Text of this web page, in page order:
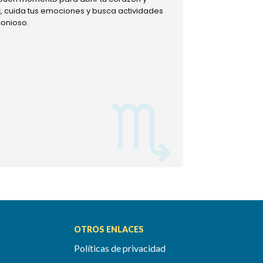
cuida tus emociones y busca actividades
OTROS ENLACES
Políticas de privacidad